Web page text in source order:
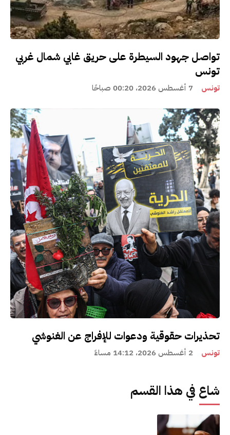
تواصل جهود السيطرة على حريق غابي شمال غربي
تونس
تونس 7 أغسطس 2026، 00:20 صباحًا
تحذيرات حقوقية ودعوات للإفراج عن الغنوشي
تونس 2 أغسطس 2026، 14:12 مساءً
شاع في هذا القسم